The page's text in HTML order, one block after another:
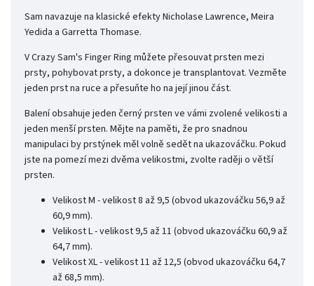
Sam navazuje na klasické efekty Nicholase Lawrence, Meira
Yedida a Garretta Thomase.
V Crazy Sam's Finger Ring můžete přesouvat prsten mezi
prsty, pohybovat prsty, a dokonce je transplantovat. Vezměte
jeden prst na ruce a přesuňte ho na její jinou část.
Balení obsahuje jeden černý prsten ve vámi zvolené velikosti a
jeden menší prsten. Mějte na paměti, že pro snadnou
manipulaci by prstýnek měl volně sedět na ukazováčku. Pokud
jste na pomezí mezi dvěma velikostmi, zvolte raději o větší
prsten.
Velikost M - velikost 8 až 9,5 (obvod ukazováčku 56,9 až
60,9 mm).
Velikost L - velikost 9,5 až 11 (obvod ukazováčku 60,9 až
64,7 mm).
Velikost XL - velikost 11 až 12,5 (obvod ukazováčku 64,7
až 68,5 mm).